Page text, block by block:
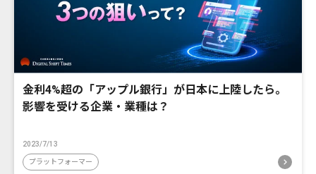
金利4%超の「アップル銀行」が日本に上陸したら。
影響を受ける企業・業種は？
2023/7/13
プラットフォーマー